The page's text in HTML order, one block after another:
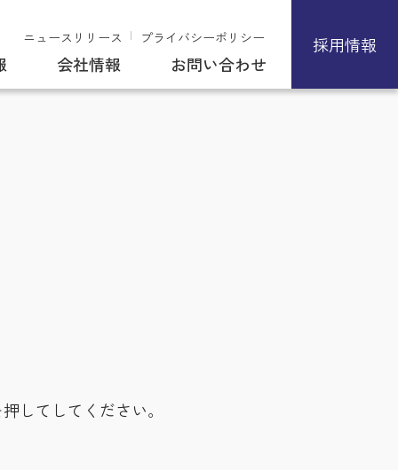
ニュースリリース プライバシーポリシー
会社情報 お問い合わせ
採用情報
してしてください。